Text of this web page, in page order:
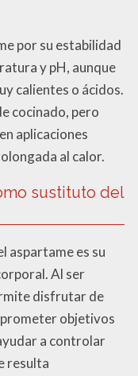
por su estabilidad
y pH, aunque
calientes o ácidos.
cocinado, pero
aplicaciones
al calor.
sustituto del
aspartame es su
Al ser
disfrutar de
objetivos
a controlar
resulta